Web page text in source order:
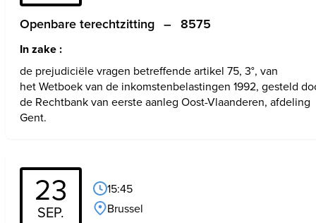
Openbare terechtzitting – 8575
In zake :
de prejudiciële vragen betreffende artikel 75, 3°, van
het Wetboek van de inkomstenbelastingen 1992, gesteld
de Rechtbank van eerste aanleg Oost-Vlaanderen, afdeling
Gent.
23
SEP.
15:45
Brussel